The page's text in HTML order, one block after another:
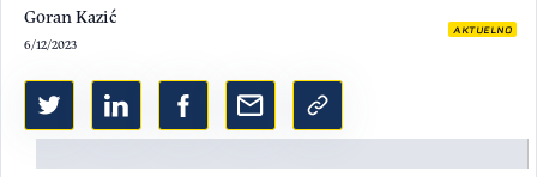
Goran Kazić
6/12/2023
AKTUELNO